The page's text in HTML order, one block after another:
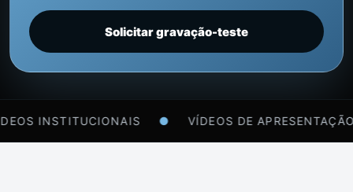
Solicitar gravação-teste
● VÍDEOS DE APRESENTAÇÃO ●